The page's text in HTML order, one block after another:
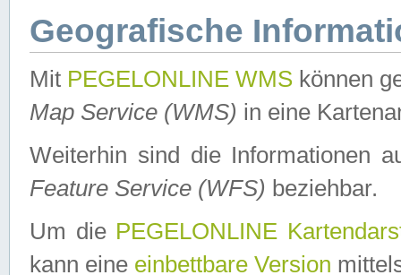
Geografische
Mit PEGELONLINE WMS können
Map Service (WMS) in eine
Weiterhin sind die Informationen
Feature Service (WFS) beziehbar.
Um die PEGELONLINE
kann eine einbettbare Version